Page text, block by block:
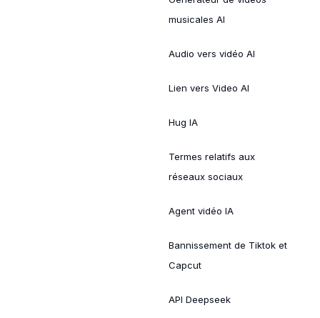
musicales AI
Audio vers vidéo AI
Lien vers Video AI
Hug IA
Termes relatifs aux
réseaux sociaux
Agent vidéo IA
Bannissement de Tiktok et
Capcut
API Deepseek